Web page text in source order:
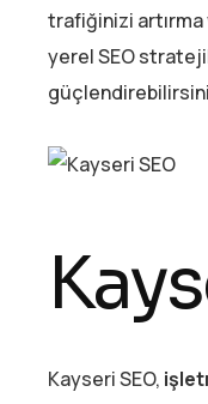
trafiğinizi
yerel SEO
Kayseri SEO,